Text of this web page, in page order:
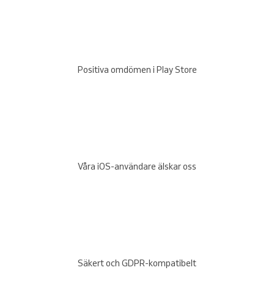
Positiva omdömen i Play Store
Våra iOS-användare älskar oss
Säkert och GDPR-kompatibelt